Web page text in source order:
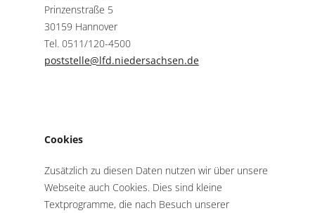
Prinzenstraße 5
30159 Hannover
Tel. 0511/120-4500
poststelle@lfd.niedersachsen.de
Cookies
Zusätzlich zu diesen Daten nutzen wir über unsere
Webseite auch Cookies. Dies sind kleine
Textprogramme, die nach Besuch unserer